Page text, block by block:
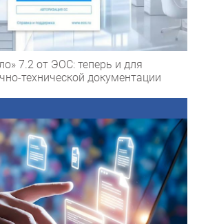
7.2 от ЭОС: теперь и для
технической документации